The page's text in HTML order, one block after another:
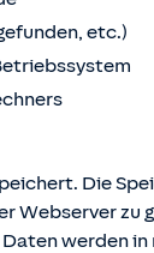
etc.)
Die
Webserver zu
Daten